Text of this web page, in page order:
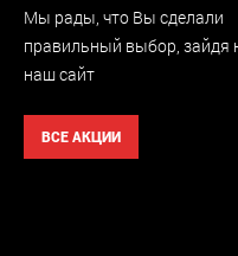
Мы рады, что Вы сделали
правильный выбор, зайдя
наш сайт
ВСЕ АКЦИИ